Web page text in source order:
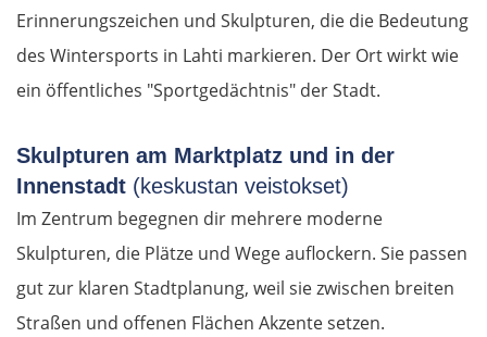
Erinnerungszeichen und Skulpturen, die die Bedeutung
des Wintersports in Lahti markieren. Der Ort wirkt wie
ein öffentliches "Sportgedächtnis" der Stadt.
Skulpturen am Marktplatz und in der
Innenstadt (keskustan veistokset)
Im Zentrum begegnen dir mehrere moderne
Skulpturen, die Plätze und Wege auflockern. Sie passen
gut zur klaren Stadtplanung, weil sie zwischen breiten
Straßen und offenen Flächen Akzente setzen.
Rimini
Pesaro
Ancona
Pescara
Termoli
Vieste